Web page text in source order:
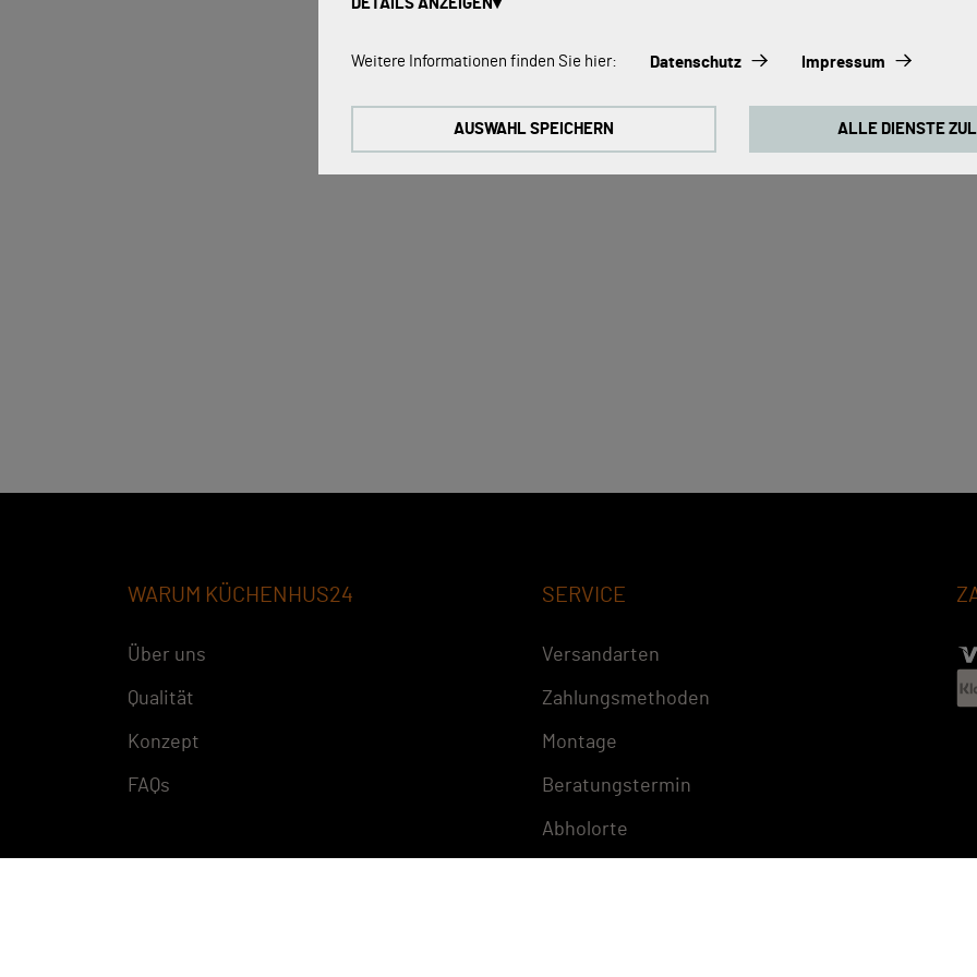
DETAILS ANZEIGEN
Technische Cookies:
Tracking Cookies:
Um unsere Website kontinuierlich zu verbessern, analysieren wir die Verhaltensweisen
nutzen wir Tracking Cookies für Google Analytics (z.T. über den Google Tag Manager).
Weitere Informationen finden Sie hier: Datenschutz Impressum
AUSWAHL SPEICHERN ALLE DIENSTE
WARUM KÜCHENHUS24
Über uns
Qualität
Konzept
FAQs
SERVICE
Versandarten
Zahlungsmethoden
Montage
Beratungstermin
Abholorte